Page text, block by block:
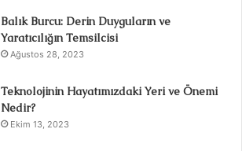
Balık Burcu: Derin Duyguların ve
Yaratıcılığın Temsilcisi
Ağustos 28, 2023
Teknolojinin Hayatımızdaki Yeri ve Önemi
Nedir?
Ekim 13, 2023